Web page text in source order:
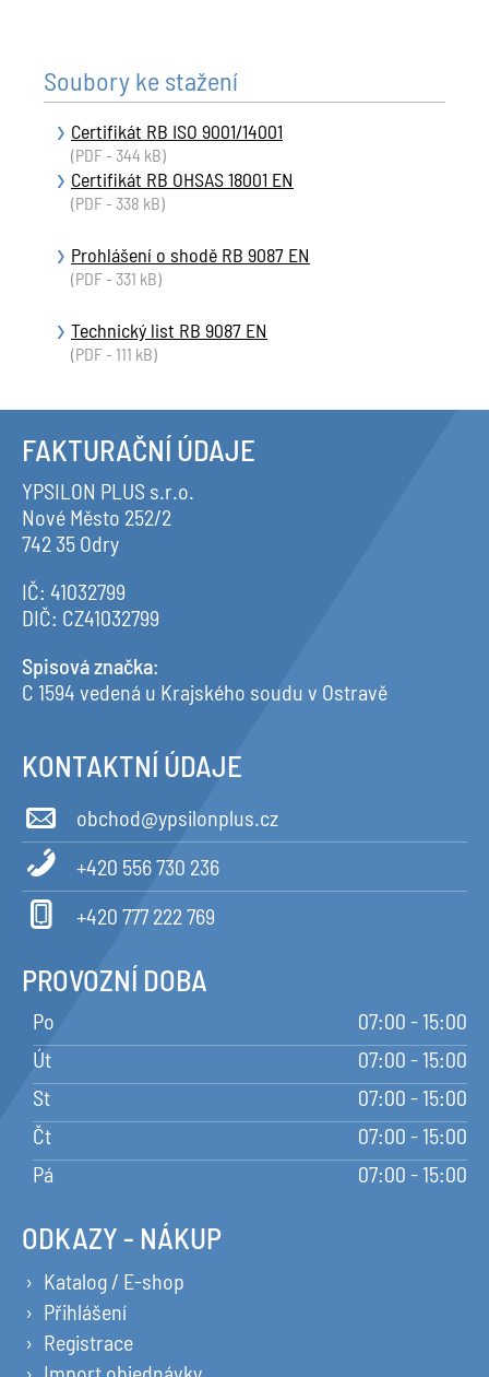
Soubory ke stažení
Certifikát RB ISO 9001/14001
(PDF - 344 kB)
Certifikát RB OHSAS 18001 EN
(PDF - 338 kB)
Prohlášení o shodě RB 9087 EN
(PDF - 331 kB)
Technický list RB 9087 EN
(PDF - 111 kB)
FAKTURAČNÍ ÚDAJE
YPSILON PLUS s.r.o.
Nové Město 252/2
742 35 Odry
IČ: 41032799
DIČ: CZ41032799
Spisová značka:
C 1594 vedená u Krajského soudu v Ostravě
KONTAKTNÍ ÚDAJE
obchod@ypsilonplus.cz
+420 556 730 236
+420 777 222 769
PROVOZNÍ DOBA
Po
07:00 - 15:00
Út
07:00 - 15:00
St
07:00 - 15:00
Čt
07:00 - 15:00
Pá
07:00 - 15:00
ODKAZY - NÁKUP
Katalog / E-shop
Přihlášení
Registrace